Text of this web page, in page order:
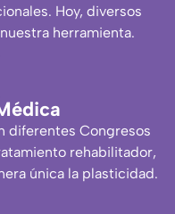
Hoy, diversos
herramienta.
diferentes Congresos
rehabilitador,
única la plasticidad.